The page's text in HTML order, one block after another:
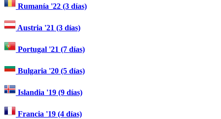
Rumanía '22 (3 días)
Austria '21 (3 días)
Portugal '21 (7 días)
Bulgaria '20 (5 días)
Islandia '19 (9 días)
Francia '19 (4 días)